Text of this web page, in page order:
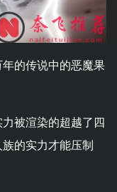
的传说中的恶魔果
被渲染的超越了四
的实力才能压制